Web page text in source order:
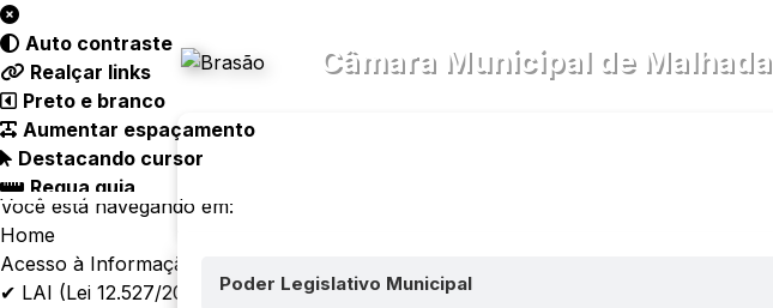
Câmara Municipal de Malhada
Poder Legislativo Municipal
Auto contraste
Realçar links
Preto e branco
Aumentar espaçamento
Destacando cursor
Regua guia
Você está navegando em:
Home
Acesso à Informação
✔ LAI (Lei 12.527/2011) no art. 7°